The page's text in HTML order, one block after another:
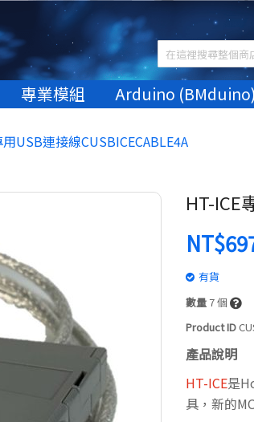
專業模組 Arduino (BMduino)
USB連接線CUSBICECABLE4A
HT-ICE
有貨
數量 7個
Product ID
產品說明
HT-ICE是
具，新的